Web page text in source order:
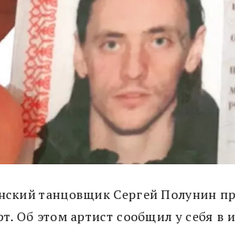
танцовщик Сергей Полунин
Об этом артист сообщил у себя в